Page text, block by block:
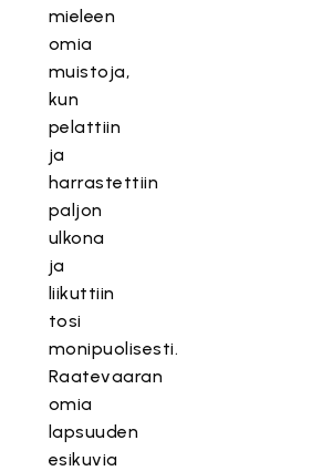
mieleen
omia
muistoja,
kun
pelattiin
ja
harrastettiin
paljon
ulkona
ja
liikuttiin
tosi
monipuolisesti.
Raatevaaran
omia
lapsuuden
esikuvia